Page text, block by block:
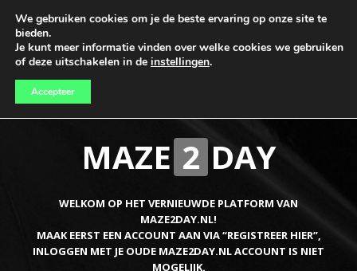
MAZE 2 DAY
WELKOM OP HET VERNIEUWDE PLATFORM VAN
MAZE2DAY.NL!
MAAK EERST EEN ACCOUNT AAN VIA “REGISTREER HIER”,
INLOGGEN MET JE OUDE MAZE2DAY.NL ACCOUNT IS NIET
MOGELIJK.
We gebruiken cookies om je de beste ervaring op onze site te
bieden.
Je kunt meer informatie vinden over welke cookies we gebruiken
of deze uitschakelen in de instellingen.
Accepteer